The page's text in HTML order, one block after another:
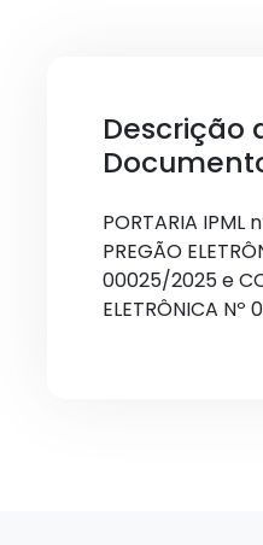
Descrição
PORTARIA IPML
PREGÃO
00025/2025 e
ELETRÔNICA